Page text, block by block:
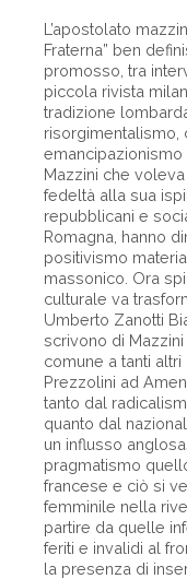
L’apostolato
Fraterna” ben
promosso, tra
piccola rivista
tradizione
risorgimentalismo,
emancipazionismo
Mazzini che
fedeltà alla sua
repubblicani e
Romagna, hanno
positivismo
massonico. Ora
culturale va
Umberto Zanotti
scrivono di
comune a tanti
Prezzolini ad
tanto dal
quanto dal
un influsso
pragmatismo
francese e ciò si
femminile nella
partire da quelle
feriti e invalidi al
la presenza di